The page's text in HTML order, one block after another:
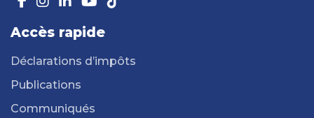
Accès rapide
Déclarations d’impôts
Publications
Communiqués